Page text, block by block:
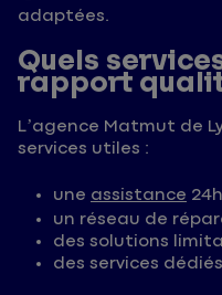
adaptées.
Quels
rapport
L’agence Matmut de
services utiles :
une assistance
un réseau de
des solutions
des services